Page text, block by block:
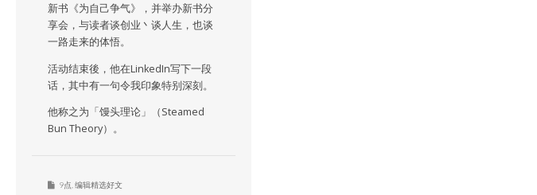
新书《为自己争气》，并举办新书分
享会，与读者谈创业丶谈人生，也谈
一路走来的体悟。
活动结束後，他在LinkedIn写下一段
话，其中有一句令我印象特别深刻。
他称之为「馒头理论」（Steamed
Bun Theory）。
9点 编辑精选好文